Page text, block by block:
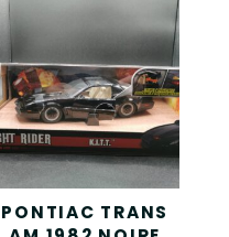
PONTIAC TRANS